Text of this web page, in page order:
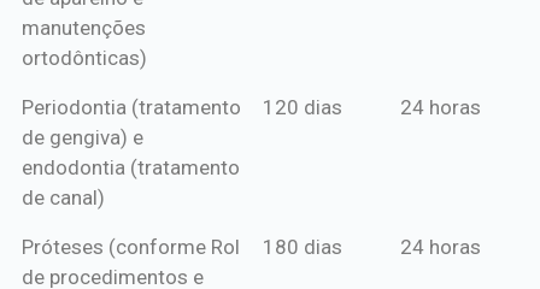
manutenções
ortodônticas)
Periodontia (tratamento
de gengiva) e
endodontia (tratamento
de canal)
120 dias 24 horas
Próteses (conforme Rol
de procedimentos e
180 dias 24 horas